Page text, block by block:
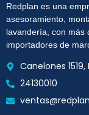
Redplan es una
asesoramiento,
lavandería, con más
importadores de
Canelones
24130010